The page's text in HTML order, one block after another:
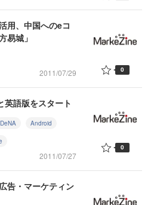
用、中国へのeコ
易城」
2011/07/29 0
英語版をスタート
DeNA Android
2011/07/27
0
告・マーケティン